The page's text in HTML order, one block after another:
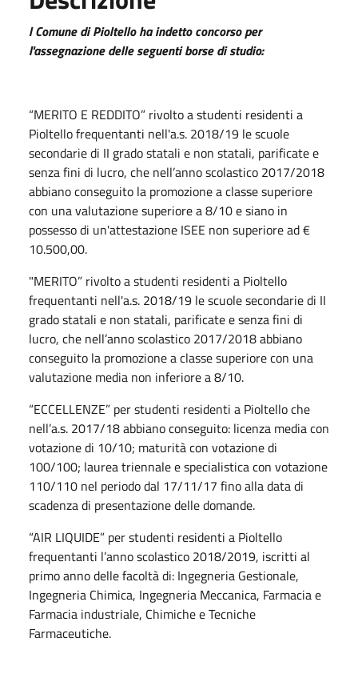
l Comune di Pioltello ha indetto concorso per
l'assegnazione delle seguenti borse di studio:
“MERITO E REDDITO” rivolto a studenti residenti a
Pioltello frequentanti nell'a.s. 2018/19 le scuole
secondarie di II grado statali e non statali, parificate e
senza fini di lucro, che nell’anno scolastico 2017/2018
abbiano conseguito la promozione a classe superiore
con una valutazione superiore a 8/10 e siano in
possesso di un'attestazione ISEE non superiore ad €
10.500,00.
"MERITO” rivolto a studenti residenti a Pioltello
frequentanti nell'a.s. 2018/19 le scuole secondarie di II
grado statali e non statali, parificate e senza fini di
lucro, che nell’anno scolastico 2017/2018 abbiano
conseguito la promozione a classe superiore con una
valutazione media non inferiore a 8/10.
“ECCELLENZE” per studenti residenti a Pioltello che
nell’a.s. 2017/18 abbiano conseguito: licenza media con
votazione di 10/10; maturità con votazione di
100/100; laurea triennale e specialistica con votazione
110/110 nel periodo dal 17/11/17 fino alla data di
scadenza di presentazione delle domande.
“AIR LIQUIDE” per studenti residenti a Pioltello
frequentanti l’anno scolastico 2018/2019, iscritti al
primo anno delle facoltà di: Ingegneria Gestionale,
Ingegneria Chimica, Ingegneria Meccanica, Farmacia e
Farmacia industriale, Chimiche e Tecniche
Farmaceutiche.